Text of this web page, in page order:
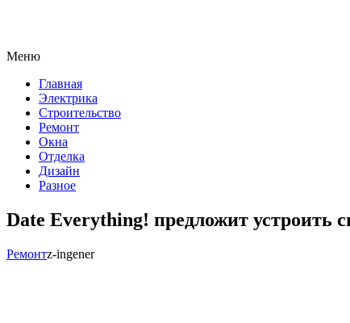
Меню
Главная
Электрика
Строительство
Ремонт
Окна
Отделка
Дизайн
Разное
Date Everything! предложит устроить
Ремонтz-ingener